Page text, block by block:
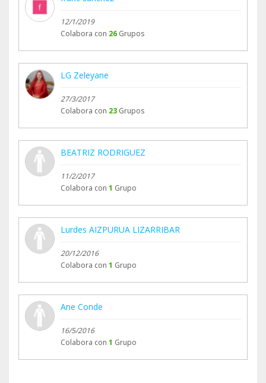
12/1/2019
Colabora con 26 Grupos
LG Zeleyane
27/3/2017
Colabora con 23 Grupos
BEATRIZ RODRIGUEZ
11/2/2017
Colabora con 1 Grupo
Lurdes AIZPURUA LIZARRIBAR
20/12/2016
Colabora con 1 Grupo
Ane Conde
16/5/2016
Colabora con 1 Grupo